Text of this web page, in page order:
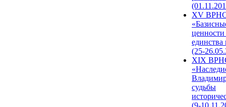
XV
единства
(25-
XIX
судьбы
(9-